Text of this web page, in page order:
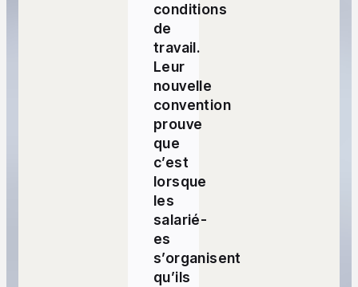
conditions
de
travail.
Leur
nouvelle
convention
prouve
que
c’est
lorsque
les
salarié-
es
s’organisent
qu’ils